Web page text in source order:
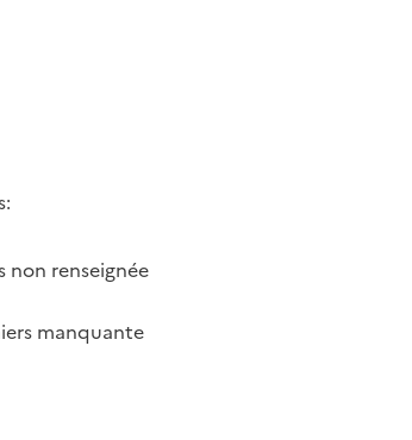
non renseignée
manquante